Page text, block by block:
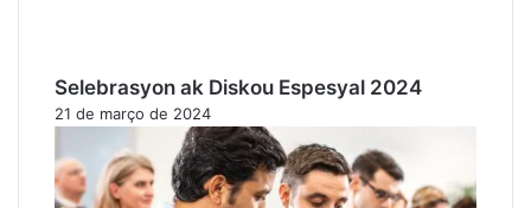
Selebrasyon ak Diskou Espesyal 2024
21 de março de 2024